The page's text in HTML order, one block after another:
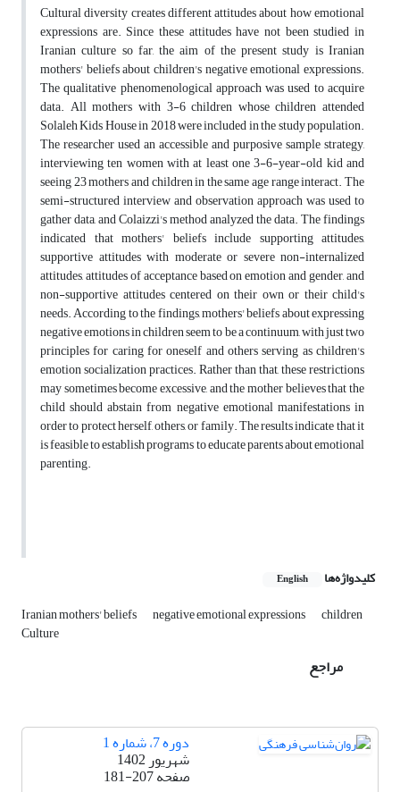
Cultural diversity creates different attitudes about how emotional
expressions are. Since these attitudes have not been studied in
Iranian culture so far, the aim of the present study is Iranian
mothers' beliefs about children's negative emotional expressions.
The qualitative phenomenological approach was used to acquire
data. All mothers with 3-6 children whose children attended
Solaleh Kids House in 2018 were included in the study population.
The researcher used an accessible and purposive sample strategy,
interviewing ten women with at least one 3-6-year-old kid and
seeing 23 mothers and children in the same age range interact. The
semi-structured interview and observation approach was used to
gather data, and Colaizzi's method analyzed the data. The findings
indicated that mothers' beliefs include supporting attitudes,
supportive attitudes with moderate or severe non-internalized
attitudes, attitudes of acceptance based on emotion and gender, and
non-supportive attitudes centered on their own or their child's
needs. According to the findings, mothers' beliefs about expressing
negative emotions in children seem to be a continuum, with just two
principles for caring for oneself and others serving as children's
emotion socialization practices. Rather than that, these restrictions
may sometimes become excessive, and the mother believes that the
child should abstain from negative emotional manifestations in
order to protect herself, others, or family. The results indicate that it
is feasible to establish programs to educate parents about emotional
parenting.
کلیدواژه‌ها English
Iranian mothers' beliefs negative emotional expressions children
Culture
مراجع
دوره 7، شماره 1
شهریور 1402
صفحه181-207